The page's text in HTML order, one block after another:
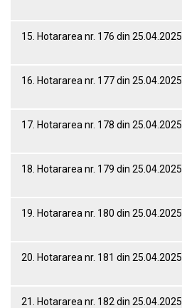
15. Hotararea nr. 176 din 25.04.2025
16. Hotararea nr. 177 din 25.04.2025
17. Hotararea nr. 178 din 25.04.2025
18. Hotararea nr. 179 din 25.04.2025
19. Hotararea nr. 180 din 25.04.2025
20. Hotararea nr. 181 din 25.04.2025
21. Hotararea nr. 182 din 25.04.2025